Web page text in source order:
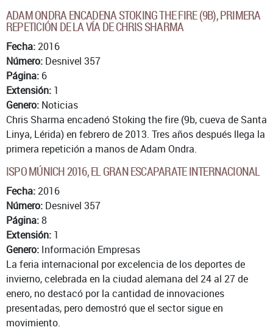
ADAM ONDRA ENCADENA STOKING THE FIRE (9B), PRIMERA
REPETICIÓN DE LA VÍA DE CHRIS SHARMA
Fecha:2016
Número: Desnivel 357
Página: 6
Extensión: 1
Genero: Noticias
Chris Sharma encadenó Stoking the fire (9b, cueva de Santa
Linya, Lérida) en febrero de 2013. Tres años después llega la
primera repetición a manos de Adam Ondra.
ISPO MÚNICH 2016, EL GRAN ESCAPARATE INTERNACIONAL
Fecha:2016
Número: Desnivel 357
Página:8
Extensión: 1
Genero: Información Empresas
La feria internacional por excelencia de los deportes de
invierno, celebrada en la ciudad alemana del 24 al 27 de
enero, no destacó por la cantidad de innovaciones
presentadas, pero demostró que el sector sigue en
movimiento.